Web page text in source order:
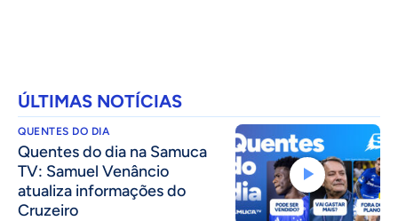
ÚLTIMAS NOTÍCIAS
QUENTES DO DIA
Quentes do dia na Samuca
TV: Samuel Venâncio
atualiza informações do
Cruzeiro